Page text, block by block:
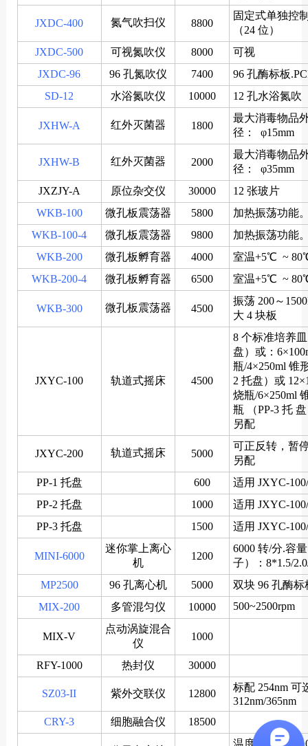
JXDC-400 氮气吹扫仪 8800
固定式单独控
（24 位）
JXDC-500
可视氮吹仪 8000
可视
JXDC-96
96 孔氮吹仪 7400
96 孔酶标板
SD-12
水浴氮吹仪 10000 12 孔水浴氮吹
JXHW-A 红外灭菌器 1800
最大消毒物品
径： φ15mm
JXHW-B 红外灭菌器 2000
最大消毒物品
径： φ35mm
JXZJY-A
原位杂交仪 30000
12 张玻片
WKB-100
微孔板震荡器 5800
加热振荡功能
WKB-100-4
微孔板震荡器 9800
加热振荡功能
WKB-200
微孔板孵育器 4000
室温+5℃ ~
WKB-200-4
微孔板孵育器 6500 室温+5℃ ~
WKB-300 微孔板震荡器 4500
振荡 200～
大 4 块板
JXYC-100 轨道式摇床 4500
8 个标准培养
盘）或：
瓶/4×250ml 锥
2 托盘）或
烧瓶/6×250ml
瓶 （PP-3 托
另配
JXYC-200 轨道式摇床 5000
可正反转，暂
另配
PP-1 托盘
600
适用 JXYC-
PP-2 托盘
1000
适用 JXYC-
PP-3 托盘
1500 适用 JXYC-
MINI-6000
迷你掌上离心
机
1200
6000 转/分.容
子）：8*1.5/
MP2500
96 孔离心机 5000
双块 96 孔酶标
MIX-200
多管混匀仪 10000 500~2500rpm
MIX-V
点动涡旋混合
仪
1000
RFY-1000 热封仪 30000
SZ03-II 紫外交联仪 12800
标配 254nm 可
312nm/365nm
CRY-3
细胞融合仪 18500
温度波动度：